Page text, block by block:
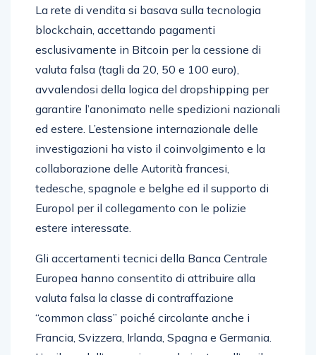
La rete di vendita si basava sulla tecnologia
blockchain, accettando pagamenti
esclusivamente in Bitcoin per la cessione di
valuta falsa (tagli da 20, 50 e 100 euro),
avvalendosi della logica del dropshipping per
garantire l’anonimato nelle spedizioni nazionali
ed estere. L’estensione internazionale delle
investigazioni ha visto il coinvolgimento e la
collaborazione delle Autorità francesi,
tedesche, spagnole e belghe ed il supporto di
Europol per il collegamento con le polizie
estere interessate.
Gli accertamenti tecnici della Banca Centrale
Europea hanno consentito di attribuire alla
valuta falsa la classe di contraffazione
“common class” poiché circolante anche i
Francia, Svizzera, Irlanda, Spagna e Germania.